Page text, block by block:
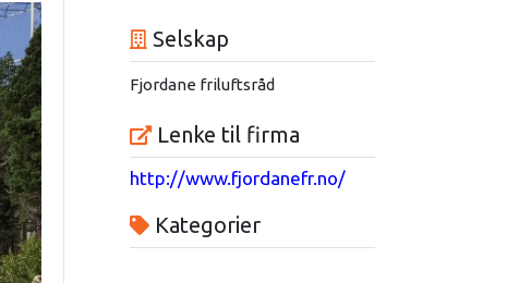
Selskap
Fjordane friluftsråd
Lenke til firma
http://www.fjordanefr.no/
Kategorier